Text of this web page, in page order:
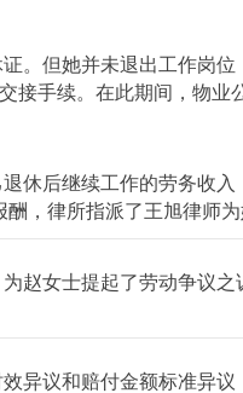
。但她并未退出工作岗
接手续。在此期间，物业
休后继续工作的劳务收
，律所指派了王旭律师为
赵女士提起了劳动争议
异议和赔付金额标准异议